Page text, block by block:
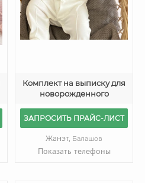
Комплект на выписку для
новорожденного
ЗАПРОСИТЬ ПРАЙС-ЛИСТ
Жанэт, Балашов
Показать телефоны